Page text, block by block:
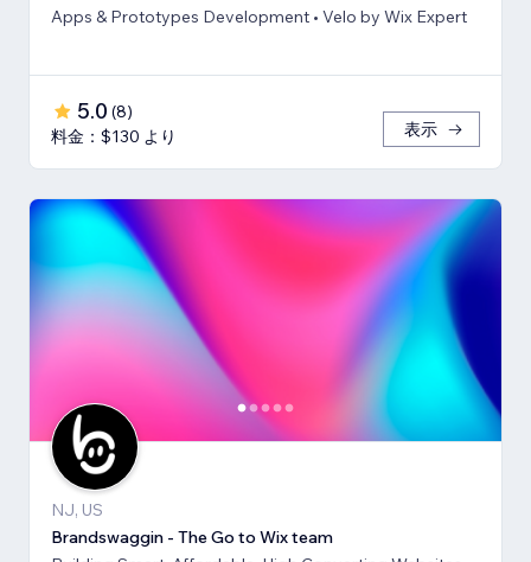
Apps & Prototypes Development • Velo by Wix Expert
5.0 (8)
料金：$130 より
表示
NJ, US
Brandswaggin - The Go to Wix team